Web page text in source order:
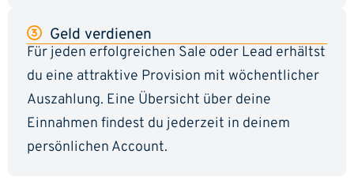
Geld verdienen
Für jeden erfolgreichen Sale oder Lead erhältst
du eine attraktive Provision mit wöchentlicher
Auszahlung. Eine Übersicht über deine
Einnahmen findest du jederzeit in deinem
persönlichen Account.